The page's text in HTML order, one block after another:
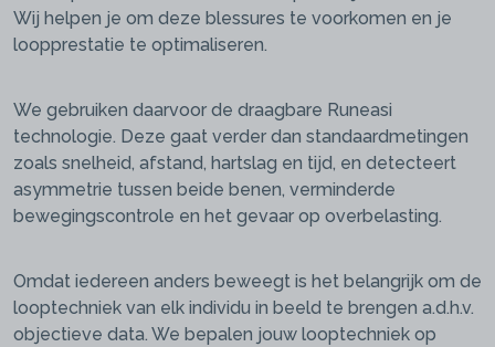
Wij helpen je om deze blessures te voorkomen en je
loopprestatie te optimaliseren.
We gebruiken daarvoor de draagbare Runeasi
technologie. Deze gaat verder dan standaardmetingen
zoals snelheid, afstand, hartslag en tijd, en detecteert
asymmetrie tussen beide benen, verminderde
bewegingscontrole en het gevaar op overbelasting.
Omdat iedereen anders beweegt is het belangrijk om de
looptechniek van elk individu in beeld te brengen a.d.h.v.
objectieve data. We bepalen jouw looptechniek op